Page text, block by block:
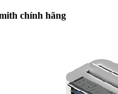
chính hãng